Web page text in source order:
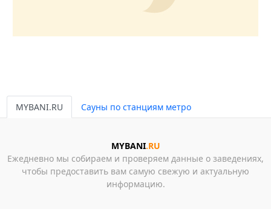
MYBANI.RU Сауны по станциям метро
MYBANI.RU
Ежедневно мы собираем и проверяем данные о заведениях,
чтобы предоставить вам самую свежую и актуальную
информацию.